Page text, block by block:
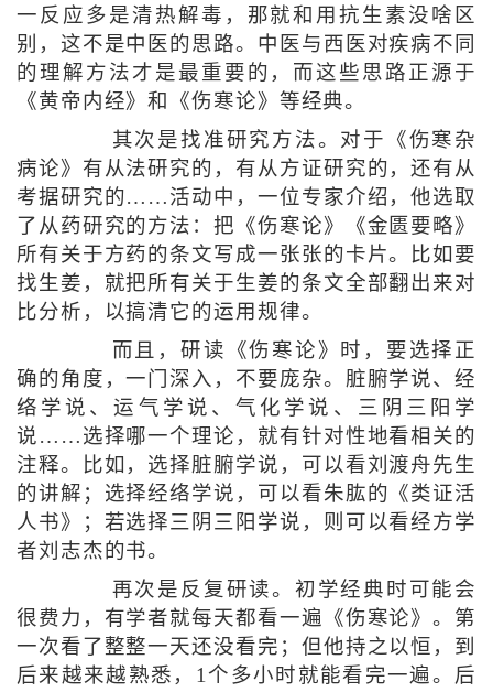
一反应多是清热解毒，那就和用抗生素没啥区
别，这不是中医的思路。中医与西医对疾病不同
的理解方法才是最重要的，而这些思路正源于
《黄帝内经》和《伤寒论》等经典。
其次是找准研究方法。对于《伤寒杂
病论》有从法研究的，有从方证研究的，还有从
考据研究的……活动中，一位专家介绍，他选取
了从药研究的方法：把《伤寒论》《金匮要略》
所有关于方药的条文写成一张张的卡片。比如要
找生姜，就把所有关于生姜的条文全部翻出来对
比分析，以搞清它的运用规律。
而且，研读《伤寒论》时，要选择正
确的角度，一门深入，不要庞杂。脏腑学说、经
络学说、运气学说、气化学说、三阴三阳学
说……选择哪一个理论，就有针对性地看相关的
注释。比如，选择脏腑学说，可以看刘渡舟先生
的讲解；选择经络学说，可以看朱肱的《类证活
人书》；若选择三阴三阳学说，则可以看经方学
者刘志杰的书。
再次是反复研读。初学经典时可能会
很费力，有学者就每天都看一遍《伤寒论》。第
一次看了整整一天还没看完；但他持之以恒，到
后来越来越熟悉，1个多小时就能看完一遍。后